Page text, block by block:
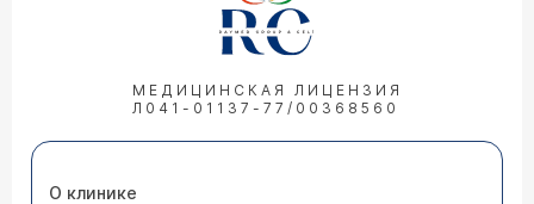
МЕДИЦИНСКАЯ ЛИЦЕНЗИЯ
Л041-01137-77/00368560
О клинике